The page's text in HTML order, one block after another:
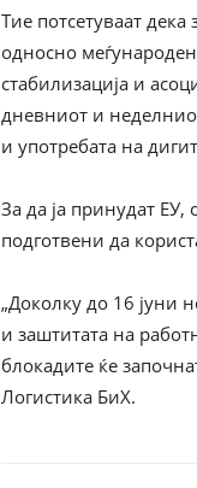
Тие потсетуваат
односно
стабилизација и
дневниот и
и употребата на
За да ја принудат ЕУ,
подготвени да
„Доколку до 16 јуни
и заштитата на
блокадите ќе
Логистика БиХ.